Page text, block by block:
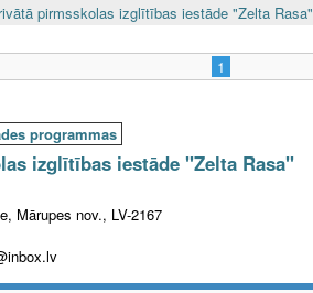
pirmsskolas izglītības iestāde "Zelta Rasa"
1
programmas
izglītības iestāde "Zelta Rasa"
Mārupes nov., LV-2167